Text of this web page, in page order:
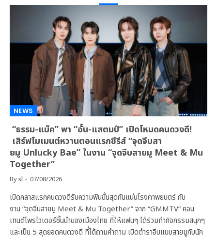
NEWS
“ธรรม-แม็ค” พา “อั๋น-แสตมป์” เปิดโหมดคนดวงดี!
เสิร์ฟโมเมนต์หวานตอนแรกซีรีส์ “จุดจีบสา
ยมู Unlucky Bae” ในงาน “จุดจีบสายมู Meet & Mu
Together”
Bysl 07/08/2026
เปิดคลาสแรกคนดวงดีรับความฟินขั้นสุดกันแน่นโรงภาพยนตร์ กับ
งาน “จุดจีบสายมู Meet & Mu Together” จาก “GMMTV” คอน
เทนต์โพรไวเดอร์ชั้นนำของเมืองไทย ที่ให้แฟนๆ ได้ร่วมทำกิจกรรมสนุกๆ
และเป็น 5 สุดยอดคนดวงดี ที่ได้ถามคำถาม เปิดตำราจีบแบบสายมูกับนัก